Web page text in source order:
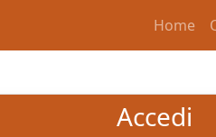
Home
Accedi